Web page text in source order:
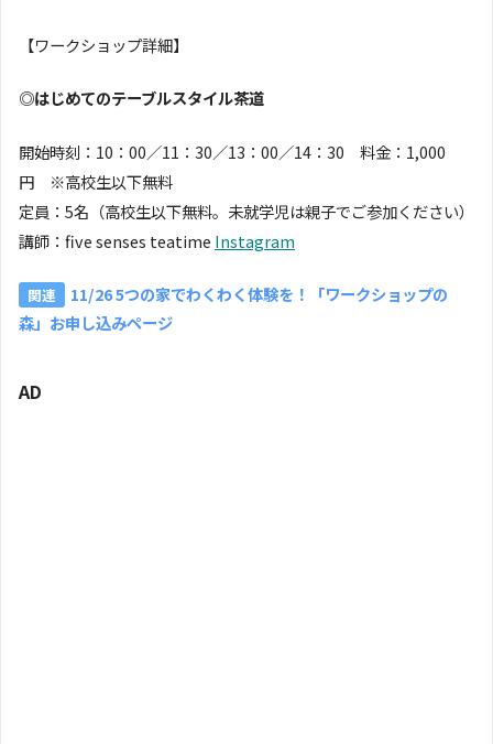
【ワークショップ詳細】
◎はじめてのテーブルスタイル茶道
開始時刻：10：00／11：30／13：00／14：30 料金：1,000
円 ※高校生以下無料
定員：5名（高校生以下無料。未就学児は親子でご参加ください）
講師：five senses teatime Instagram
11/26 5つの家でわくわく体験を！「ワークショップの
森」お申し込みページ
AD